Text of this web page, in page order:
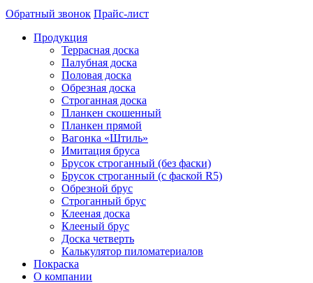
Обратный звонок Прайс-лист
Продукция
Террасная доска
Палубная доска
Половая доска
Обрезная доска
Строганная доска
Планкен скошенный
Планкен прямой
Вагонка «Штиль»
Имитация бруса
Брусок строганный (без фаски)
Брусок строганный (с фаской R5)
Обрезной брус
Строганный брус
Клееная доска
Клееный брус
Доска четверть
Калькулятор пиломатериалов
Покраска
О компании